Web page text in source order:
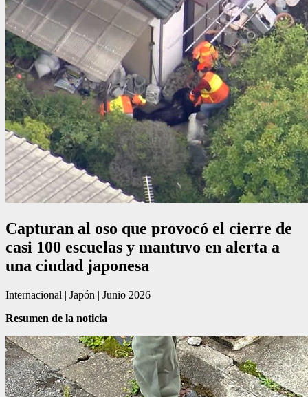
Capturan al oso que provocó el cierre de
casi 100 escuelas y mantuvo en alerta a
una ciudad japonesa
Internacional | Japón | Junio 2026
Resumen de la noticia